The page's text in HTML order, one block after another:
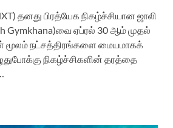
தனது பிரத்யேக நிகழ்ச்சியான ஜாலி
Gymkhana)வை ஏப்ரல் 30 ஆம் முதல்
மூலம் நட்சத்திரங்களை மையமாகக்
நிகழ்ச்சிகளின் தரத்தை